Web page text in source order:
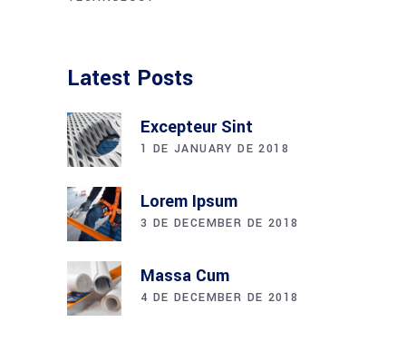
Latest Posts
Excepteur Sint
1 DE JANUARY DE 2018
Lorem Ipsum
3 DE DECEMBER DE 2018
Massa Cum
4 DE DECEMBER DE 2018